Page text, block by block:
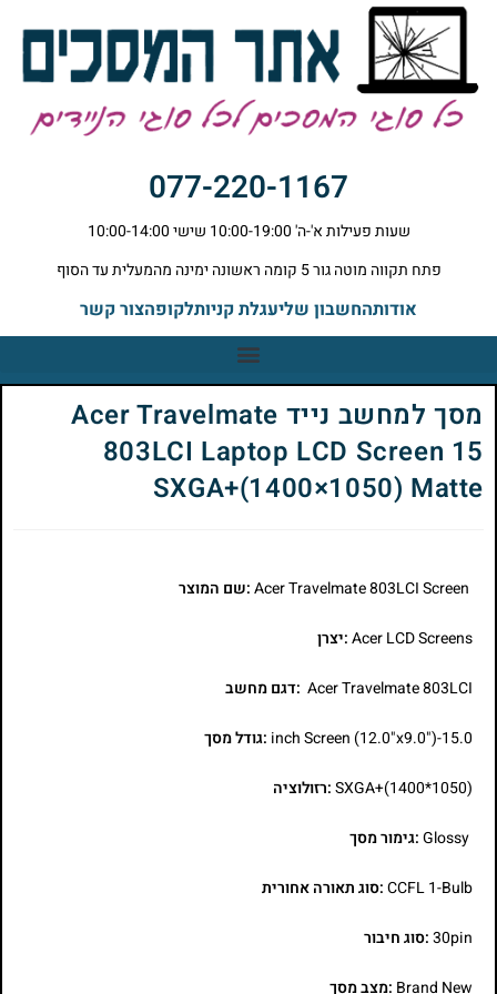
077-220-1167
שעות פעילות א'-ה' 10:00-19:00 שישי 10:00-14:00
פתח תקווה מוטה גור 5 קומה ראשונה ימינה מהמעלית עד הסוף
אודותהחשבון שליעגלת קניותלקופהצור קשר
מסך למחשב נייד Acer Travelmate
803LCI Laptop LCD Screen 15
SXGA+(1400×1050) Matte
:שם המוצר
Acer LCD Screens:יצרן
Acer Travelmate 803LCI :דגם מחשב
15.0-inch Screen (12.0"x9.0") :גודל מסך
SXGA+(1400*1050):רזולוציה
Glossy:גימור מסך
CCFL 1-Bulb:סוג תאורה אחורית
30pin:סוג חיבור
Brand New :מצב מסך